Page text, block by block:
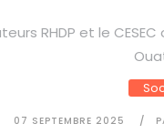
RHDP et le
07 SEPTEMBRE 2025